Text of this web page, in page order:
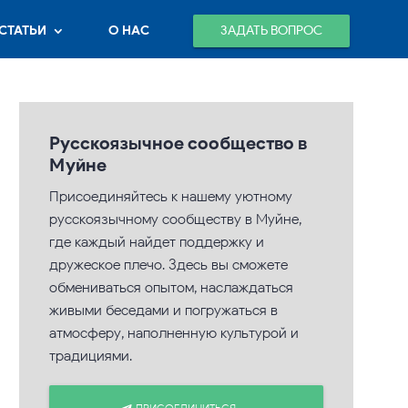
О НАС ЗАДАТЬ ВОПРОС
Русскоязычное сообщество в
Муйне
Присоединяйтесь к нашему уютному
русскоязычному сообществу в Муйне,
где каждый найдет поддержку и
дружеское плечо. Здесь вы сможете
обмениваться опытом, наслаждаться
живыми беседами и погружаться в
атмосферу, наполненную культурой и
традициями.